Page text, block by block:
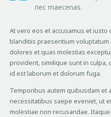
nec maecenas.
At vero eos et accusamus et
blanditiis praesentium
dolores et quas molestias
provident, similique sunt in culpa,
id est laborum et dolorum fuga.
Temporibus autem quibusdam et
necessitatibus saepe eveniet, ut
molestiae non recusandae.